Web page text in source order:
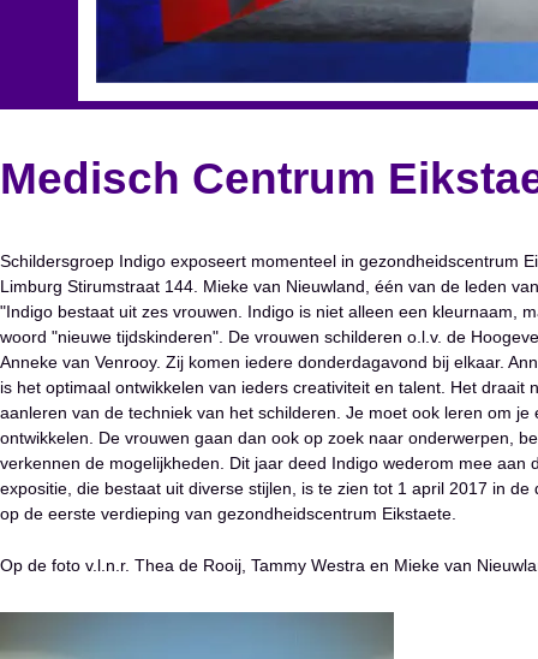
Medisch Centrum
Schildersgroep Indigo exposeert momenteel in gezondheidscentrum
Limburg Stirumstraat 144. Mieke van Nieuwland, één van de leden
"Indigo bestaat uit zes vrouwen. Indigo is niet alleen een kleurnaam,
woord "nieuwe tijdskinderen". De vrouwen schilderen o.l.v. de
Anneke van Venrooy. Zij komen iedere donderdagavond bij elkaar.
is het optimaal ontwikkelen van ieders creativiteit en talent. Het draait
aanleren van de techniek van het schilderen. Je moet ook leren om je
ontwikkelen. De vrouwen gaan dan ook op zoek naar onderwerpen,
verkennen de mogelijkheden. Dit jaar deed Indigo wederom mee aan
expositie, die bestaat uit diverse stijlen, is te zien tot 1 april 2017 in de
op de eerste verdieping van gezondheidscentrum Eikstaete.
Op de foto v.l.n.r. Thea de Rooij, Tammy Westra en Mieke van